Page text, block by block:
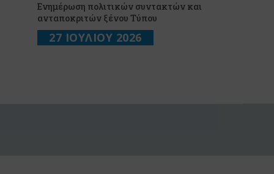
Ενημέρωση πολιτικών συντακτών και
ανταποκριτών ξένου Τύπου
27 ΙΟΥΛΙΟΥ 2026